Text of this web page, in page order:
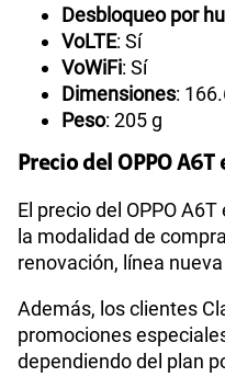
Desbloqueo por
VoLTE: Sí
VoWiFi: Sí
Dimensiones:
Peso: 205 g
Precio del OPPO A6T
El precio del OPPO
la modalidad de
renovación, línea
Además, los clientes
promociones
dependiendo del plan